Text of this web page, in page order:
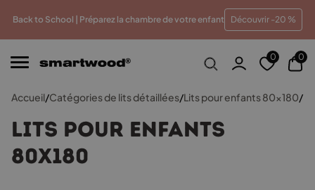
Back to School | Préparez la chambre de votre enfant Découvrir -20 %
prix Paiements en plusieurs fois sans frais
0 0
Accueil/Catégories de lits détaillées/Lits pour enfants 80x180/
Lits pour enfants
80x180